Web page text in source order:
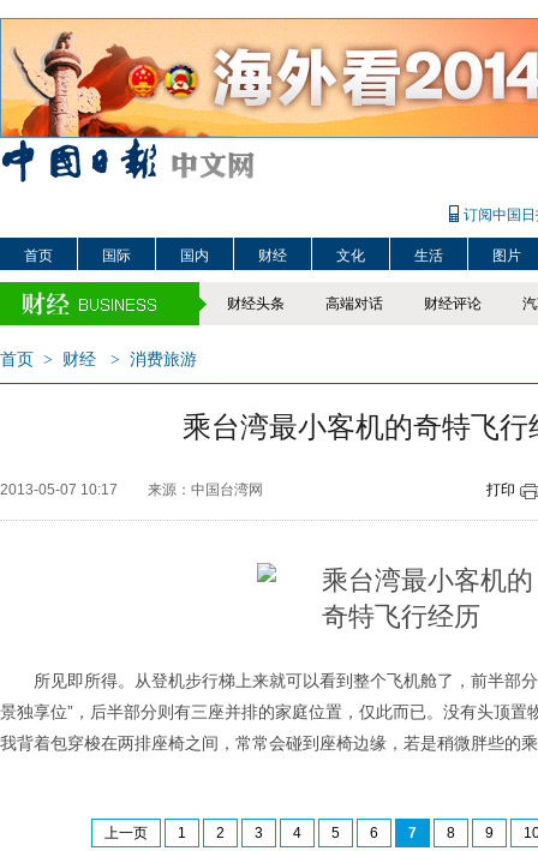
订阅中国
首页 国际 国内 财经 文化 生活 图片
财经头条 高端对话 财经评论
首页 > 财经 > 消费旅游
乘台湾最小客机的奇特飞行
2013-05-07 10:17 来源：中国台湾网 打印
所见即所得。从登机步行梯上来就可以看到整个飞机舱了，前半部
景独享位”，后半部分则有三座并排的家庭位置，仅此而已。没有头顶置
我背着包穿梭在两排座椅之间，常常会碰到座椅边缘，若是稍微胖些的
上一页 1 2 3 4 5 6 7 8 9